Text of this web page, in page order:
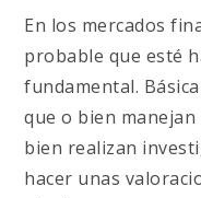
En los mercados
probable que esté
fundamental.
que o bien
bien realizan
hacer unas